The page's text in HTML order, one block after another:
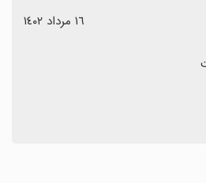
١٦ مرداد ١٤٠٢